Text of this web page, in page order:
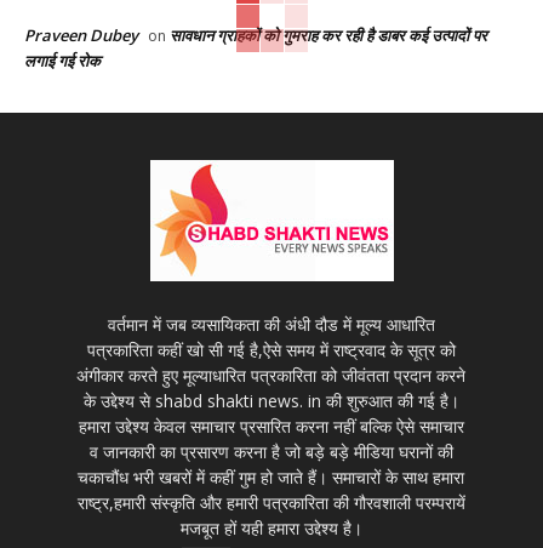
Praveen Dubey on सावधान ग्राहकों को गुमराह कर रही है डाबर कई उत्पादों पर
लगाई गई रोक
वर्तमान में जब व्यसायिकता की अंधी दौड में मूल्य आधारित
पत्रकारिता कहीं खो सी गई है,ऐसे समय में राष्ट्रवाद के सूत्र को
अंगीकार करते हुए मूल्याधारित पत्रकारिता को जीवंतता प्रदान करने
के उद्देश्य से shabd shakti news. in की शुरुआत की गई है।
हमारा उद्देश्य केवल समाचार प्रसारित करना नहीं बल्कि ऐसे समाचार
व जानकारी का प्रसारण करना है जो बड़े बड़े मीडिया घरानों की
चकाचौंध भरी खबरों में कहीं गुम हो जाते हैं। समाचारों के साथ हमारा
राष्ट्र,हमारी संस्कृति और हमारी पत्रकारिता की गौरवशाली परम्परायें
मजबूत हों यही हमारा उद्देश्य है।